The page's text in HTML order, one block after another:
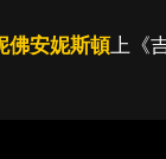
佛安妮斯頓上《